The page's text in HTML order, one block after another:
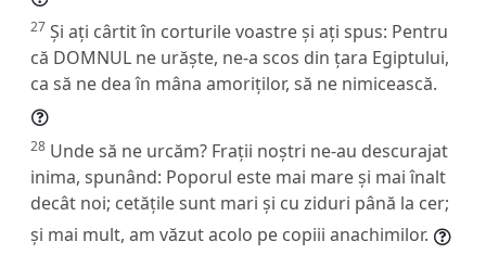
27 Și ați cârtit în corturile voastre și ați spus: Pentru
că DOMNUL ne urăște, ne-a scos din țara Egiptului,
ca să ne dea în mâna amoriților, să ne nimicească.
28 Unde să ne urcăm? Frații noștri ne-au descurajat
inima, spunând: Poporul este mai mare și mai înalt
decât noi; cetățile sunt mari și cu ziduri până la cer;
și mai mult, am văzut acolo pe copiii anachimilor.